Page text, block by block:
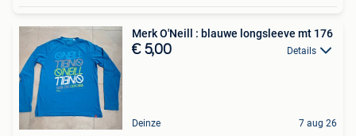
Merk O'Neill : blauwe longsleeve mt 176
€ 5,00 Details
Deinze 7 aug 26